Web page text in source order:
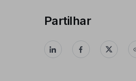
Partilhar